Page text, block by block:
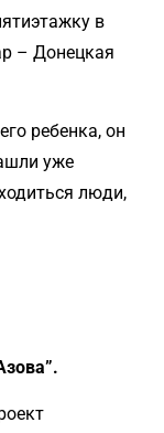
в
– Донецкая
ребенка, он
уже
люди,